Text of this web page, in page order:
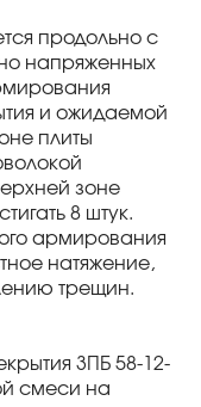
продольно с
напряженных
и ожидаемой
плиты
зоне
8 штук.
армирования
натяжение,
трещин.
3ПБ 58-12-
смеси на